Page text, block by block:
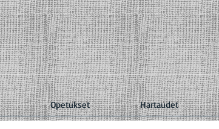
Opetukset Hartaudet